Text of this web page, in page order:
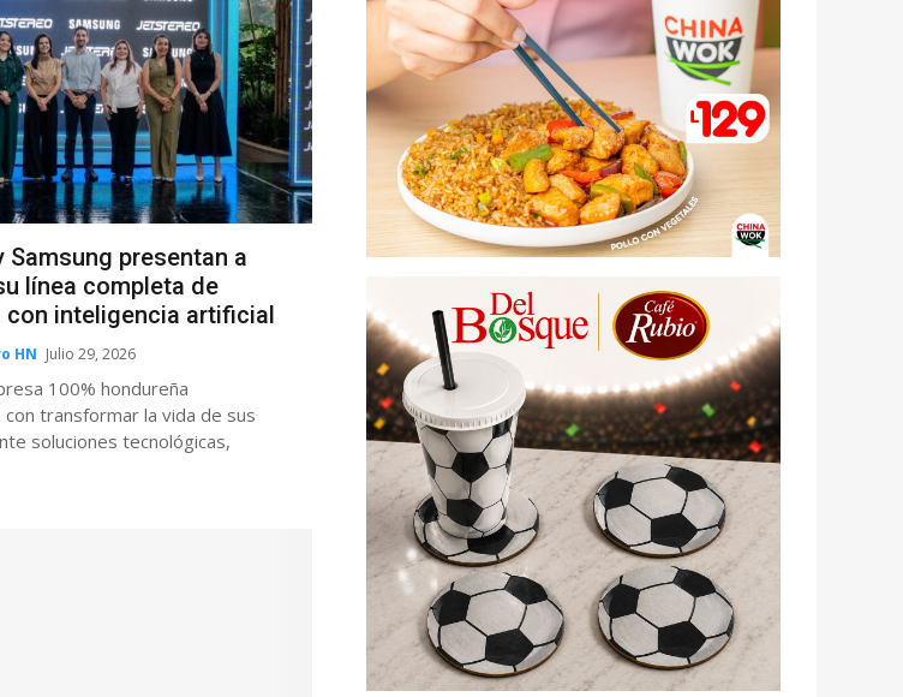
presentan a
línea completa de
inteligencia artificial
HN Julio 29, 2026
100% hondureña
transformar la vida de sus
soluciones tecnológicas,